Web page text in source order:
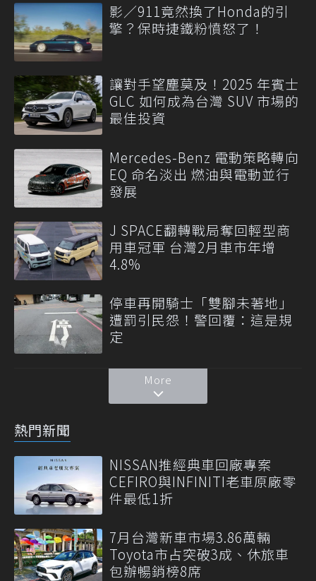
影／911竟然換了Honda的引
擎？保時捷鐵粉憤怒了！
讓對手望塵莫及！2025 年賓士
GLC 如何成為台灣 SUV 市場的
最佳投資
Mercedes-Benz 電動策略轉向
EQ 命名淡出 燃油與電動並行
發展
J SPACE翻轉戰局奪回輕型商
用車冠軍 台灣2月車市年增
4.8%
停車再開騎士「雙腳未著地」
遭罰引民怨！警回覆：這是規
定
More
熱門新聞
NISSAN推經典車回廠專案
CEFIRO與INFINITI老車原廠零
件最低1折
7月台灣新車市場3.86萬輛
Toyota市占突破3成、休旅車
包辦暢銷榜8席